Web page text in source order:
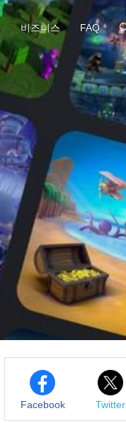
FAQ
비즈니스
Facebook Twitter